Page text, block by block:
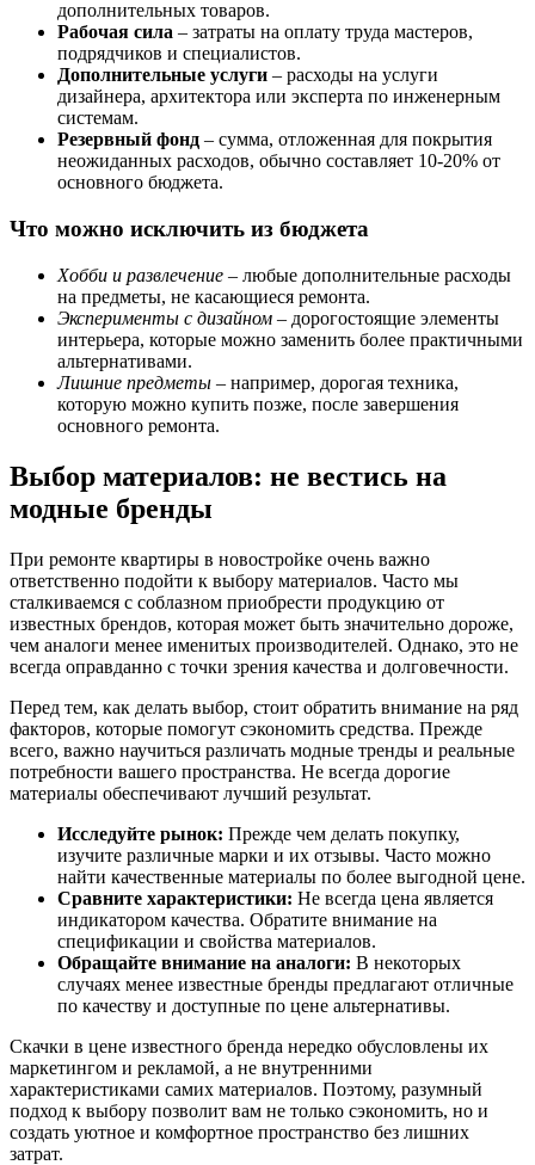
дополнительных товаров.
Рабочая сила – затраты на оплату труда мастеров,
подрядчиков и специалистов.
Дополнительные услуги – расходы на услуги
дизайнера, архитектора или эксперта по инженерным
системам.
Резервный фонд – сумма, отложенная для покрытия
неожиданных расходов, обычно составляет 10-20% от
основного бюджета.
Что можно исключить из бюджета
Хобби и развлечение – любые дополнительные расходы
на предметы, не касающиеся ремонта.
Эксперименты с дизайном – дорогостоящие элементы
интерьера, которые можно заменить более практичными
альтернативами.
Лишние предметы – например, дорогая техника,
которую можно купить позже, после завершения
основного ремонта.
Выбор материалов: не вестись на
модные бренды
При ремонте квартиры в новостройке очень важно
ответственно подойти к выбору материалов. Часто мы
сталкиваемся с соблазном приобрести продукцию от
известных брендов, которая может быть значительно дороже,
чем аналоги менее именитых производителей. Однако, это не
всегда оправданно с точки зрения качества и долговечности.
Перед тем, как делать выбор, стоит обратить внимание на ряд
факторов, которые помогут сэкономить средства. Прежде
всего, важно научиться различать модные тренды и реальные
потребности вашего пространства. Не всегда дорогие
материалы обеспечивают лучший результат.
Исследуйте рынок: Прежде чем делать покупку,
изучите различные марки и их отзывы. Часто можно
найти качественные материалы по более выгодной цене.
Сравните характеристики: Не всегда цена является
индикатором качества. Обратите внимание на
спецификации и свойства материалов.
Обращайте внимание на аналоги: В некоторых
случаях менее известные бренды предлагают отличные
по качеству и доступные по цене альтернативы.
Скачки в цене известного бренда нередко обусловлены их
маркетингом и рекламой, а не внутренними
характеристиками самих материалов. Поэтому, разумный
подход к выбору позволит вам не только сэкономить, но и
создать уютное и комфортное пространство без лишних
затрат.